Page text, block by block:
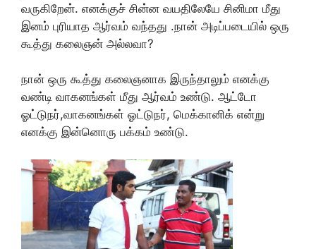
வருகிறேன். எனக்குச் சின்ன வயதிலேயே சினிமா மீது
இனம் புரியாத ஆர்வம் வந்தது .நான் அடிப்படையில் ஒரு
கூத்து கலைஞன் அல்லவா?
நான் ஒரு கூத்து கலைஞனாக இருந்தாலும் எனக்கு
வண்டி வாகனங்கள் மீது ஆர்வம் உண்டு. ஆட்டோ
ஓட்டுநர்,வாகனங்கள் ஓட்டுநர், மெக்கானிக் என்று
எனக்கு இன்னொரு பக்கம் உண்டு.